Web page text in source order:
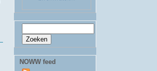
Zoekveld
NOWW feed